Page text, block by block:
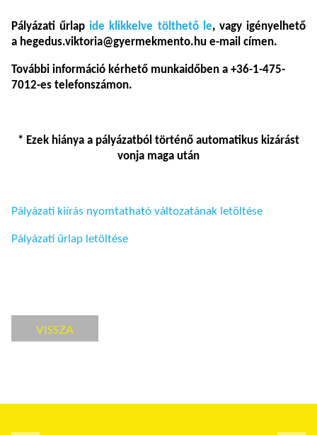
Pályázati űrlap ide klikkelve tölthető le, vagy igényelhető
a hegedus.viktoria@gyermekmento.hu e-mail címen.
További információ kérhető munkaidőben a +36-1-475-
7012-es telefonszámon.
* Ezek hiánya a pályázatból történő automatikus kizárást
vonja maga után
Pályázati kiírás nyomtatható változatának letöltése
Pályázati űrlap letöltése
VISSZA